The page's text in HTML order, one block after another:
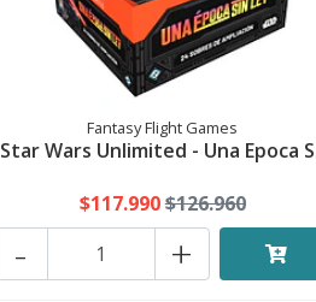
Fantasy Flight Games
Star Wars Unlimited - Una Epoca
$117.990$126.960
+
-